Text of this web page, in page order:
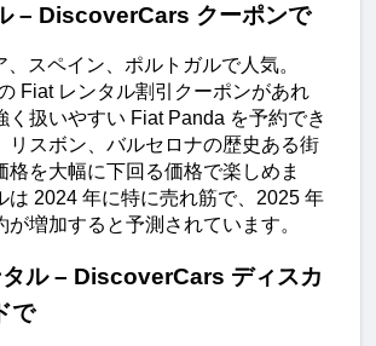
– DiscoverCars クーポンで
、スペイン、ポルトガルで人気。
Fiat レンタル割引クーポンがあれ
く扱いやすい Fiat Panda を予約でき
リスボン、バルセロナの歴史ある街
格を大幅に下回る価格で楽しめま
は 2024 年に特に売れ筋で、2025 年
が増加すると予測されています。
ル – DiscoverCars ディスカ
で